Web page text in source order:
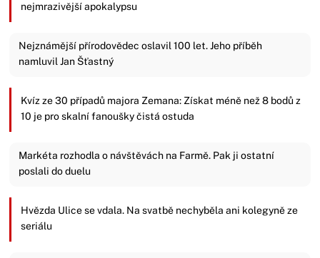
nejmrazivější apokalypsu
Nejznámější přírodovědec oslavil 100 let. Jeho příběh
namluvil Jan Šťastný
Kvíz ze 30 případů majora Zemana: Získat méně než 8 bodů z
10 je pro skalní fanoušky čistá ostuda
Markéta rozhodla o návštěvách na Farmě. Pak ji ostatní
poslali do duelu
Hvězda Ulice se vdala. Na svatbě nechyběla ani kolegyně ze
seriálu